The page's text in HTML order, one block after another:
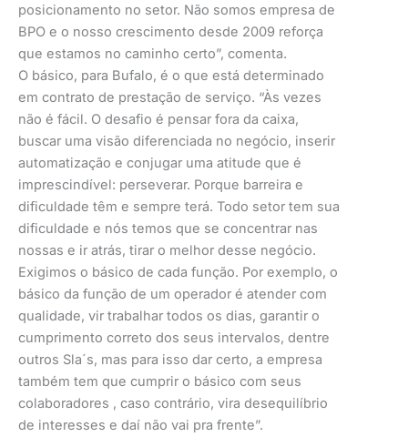
posicionamento no setor. Não somos empresa de
BPO e o nosso crescimento desde 2009 reforça
que estamos no caminho certo”, comenta.
O básico, para Bufalo, é o que está determinado
em contrato de prestação de serviço. “Às vezes
não é fácil. O desafio é pensar fora da caixa,
buscar uma visão diferenciada no negócio, inserir
automatização e conjugar uma atitude que é
imprescindível: perseverar. Porque barreira e
dificuldade têm e sempre terá. Todo setor tem sua
dificuldade e nós temos que se concentrar nas
nossas e ir atrás, tirar o melhor desse negócio.
Exigimos o básico de cada função. Por exemplo, o
básico da função de um operador é atender com
qualidade, vir trabalhar todos os dias, garantir o
cumprimento correto dos seus intervalos, dentre
outros Sla´s, mas para isso dar certo, a empresa
também tem que cumprir o básico com seus
colaboradores , caso contrário, vira desequilíbrio
de interesses e daí não vai pra frente”.